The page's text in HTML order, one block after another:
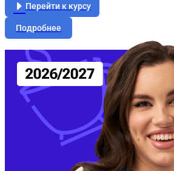
Перейти к курсу
Подробнее